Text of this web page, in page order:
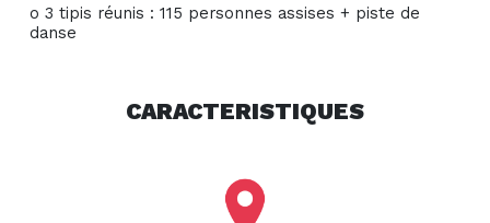
o 3 tipis réunis : 115 personnes assises + piste de
danse
CARACTERISTIQUES